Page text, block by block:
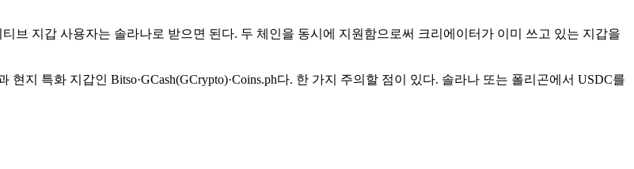
브 지갑 사용자는 솔라나로 받으면 된다. 두 체인을 동시에 지원함으로써 크리에이터가 이미 쓰고 있는 지갑을
현지 특화 지갑인 Bitso·GCash(GCrypto)·Coins.ph다. 한 가지 주의할 점이 있다. 솔라나 또는 폴리곤에서 USDC를